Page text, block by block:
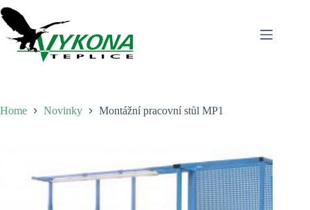
Skip
to
content
Home Novinky Montážní pracovní stůl MP1